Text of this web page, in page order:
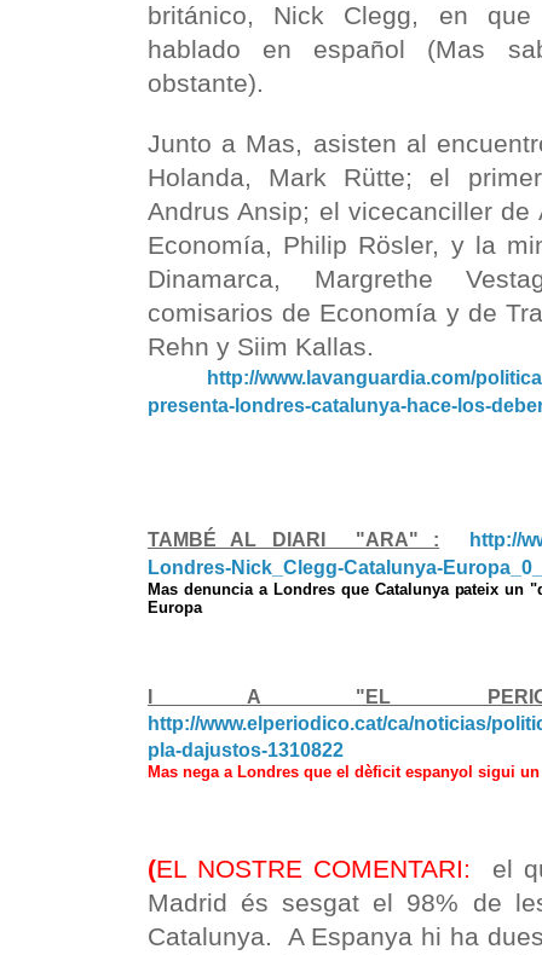
británico, Nick Clegg, en
hablado en español (Mas
obstante).
Junto a Mas, asisten al
Holanda, Mark Rütte; el
Andrus Ansip; el vicecanciller
Economía, Philip Rösler, y la
Dinamarca, Margrethe
comisarios de Economía y de
Rehn y Siim Kallas.
http://www.lavanguardia.com/politica/
presenta-londres-catalunya-hace-los-
TAMBÉ AL DIARI "ARA" :
http://
Londres-Nick_Clegg-Catalunya-
Mas denuncia a Londres que Catalunya pateix un
Europa
I A "EL
http://www.elperiodico.cat/ca/noticias/
pla-dajustos-1310822
Mas nega a Londres que el dèficit espanyol sigui
(EL NOSTRE COMENTARI: el
Madrid és sesgat el 98% de
Catalunya. A Espanya hi ha